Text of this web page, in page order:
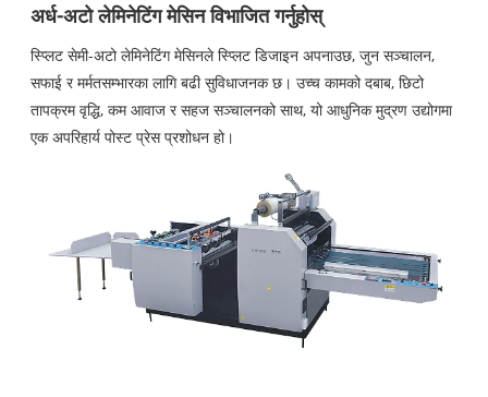
अर्ध-अटो लेमिनेटिंग मेसिन विभाजित गर्नुहोस्
स्प्लिट सेमी-अटो लेमिनेटिंग मेसिनले स्प्लिट डिजाइन अपनाउछ, जुन सञ्चालन,
सफाई र मर्मतसम्भारका लागि बढी सुविधाजनक छ। उच्च कामको दबाब, छिटो
तापक्रम वृद्धि, कम आवाज र सहज सञ्चालनको साथ, यो आधुनिक मुद्रण उद्योगमा
एक अपरिहार्य पोस्ट प्रेस प्रशोधन हो।